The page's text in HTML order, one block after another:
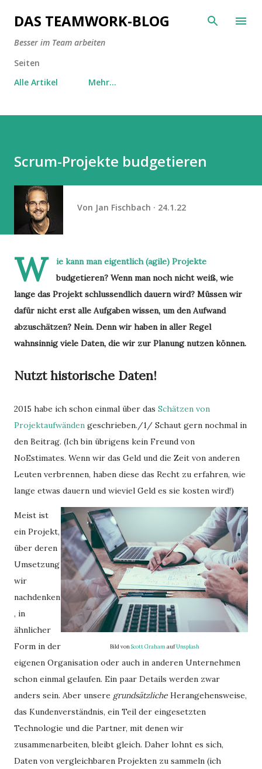
Direkt zum Hauptbereich
DAS TEAMWORK-BLOG
Besser im Team arbeiten
Seiten
Alle Artikel
Mehr…
Scrum-Projekte budgetieren
Von Jan Fischbach 24.1.22
W
ie kann man eigentlich (agile) Projekte
budgetieren? Wenn man noch nicht weiß, wie
lange das Projekt schlussendlich dauern wird? Müssen wir
dafür nicht erst alle Aufgaben wissen, um den Aufwand
abzuschätzen? Nein. Denn wir haben in aller Regel
wahnsinnig viele Daten, die wir zur Planung nutzen können.
Nutzt historische Daten!
2015 habe ich schon einmal über das Schätzen von
Projektaufwänden geschrieben./1/ Schaut gern nochmal in
den Beitrag. (Ich bin übrigens kein Freund von
NoEstimates. Wenn wir das Geld und die Zeit von anderen
Leuten verbrennen, haben diese das Recht zu erfahren, wie
lange etwas dauern und wieviel Geld es sie kosten wird!)
Bild von Scott Graham aufUnsplash
Meist ist
ein Projekt,
über deren
Umsetzung
wir
nachdenken
, in
ähnlicher
Form in der
eigenen Organisation oder auch in anderen Unternehmen
schon einmal gelaufen. Ein paar Details werden zwar
anders sein. Aber unsere grundsätzliche Herangehensweise,
das Kundenverständnis, ein Teil der eingesetzten
Technologie und die Partner, mit denen wir
zusammenarbeiten, bleibt gleich. Daher lohnt es sich,
Daten von vergleichbaren Projekten zu sammeln (ich